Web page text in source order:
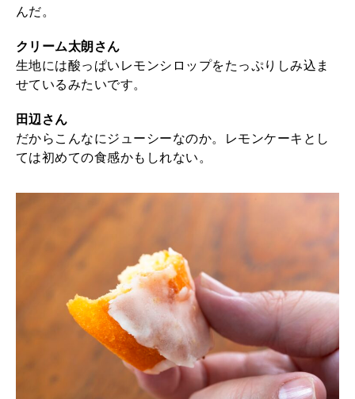
んだ。
クリーム太朗さん
生地には酸っぱいレモンシロップをたっぷりしみ込ま
せているみたいです。
田辺さん
だからこんなにジューシーなのか。レモンケーキとし
ては初めての食感かもしれない。